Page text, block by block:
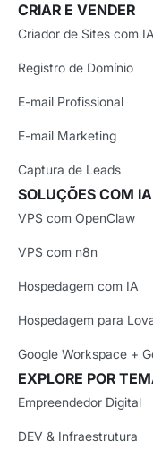
CRIAR E VENDER
Criador de Sites com IA
Registro de Domínio
E-mail Profissional
E-mail Marketing
Captura de Leads
SOLUÇÕES COM IA
VPS com OpenClaw
VPS com n8n
Hospedagem com IA
Hospedagem para
Google Workspace +
EXPLORE POR
Empreendedor Digital
DEV & Infraestrutura